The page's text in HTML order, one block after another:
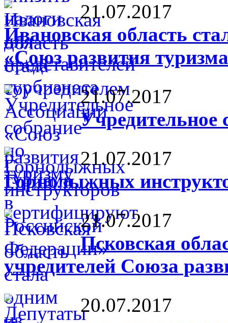
21.07.2017
Ивановская область
«Союз развития
21.07.2017
Учредительное
21.07.2017
Горнолыжных
21.07.2017
Псковская
учредителей Союза
20.07.2017